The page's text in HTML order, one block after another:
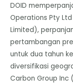
DOID
Operations Pty
Limited),
pertambangan
untuk dua tahun
diversifikasi
Carbon Group Inc